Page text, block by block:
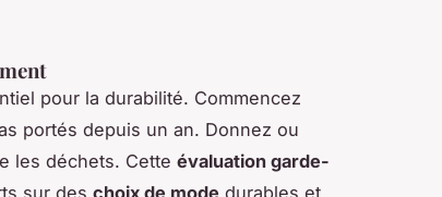
pour la durabilité. Commencez
portés depuis un an. Donnez ou
les déchets. Cette évaluation garde-